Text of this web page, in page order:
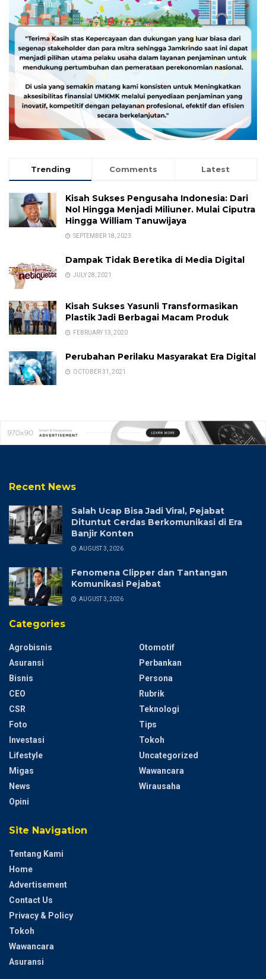
Trending Comments Latest
Kisah Sukses Pengusaha Indonesia: Dari
Nol Hingga Menjadi Miliuner. Mulai Ciputra
Hingga William Tanuwijaya
SEPTEMBER 18, 2023
Dampak Tidak Beretika di Media Digital
JULY 28, 2021
Kisah Sukses Yasunli Transformasikan
Plastik Jadi Berbagai Macam Produk
FEBRUARY 13, 2020
Perubahan Perilaku Masyarakat Era Digital
OCTOBER 31, 2021
Recent News
Salah Ucap Bisa Jadi Viral, Pejabat
Dituntut Cerdas Berkomunikasi di Era
Banjir Konten
AUGUST 3, 2026
Fenomena Clipper dan Tantangan
Komunikasi Pejabat
AUGUST 3, 2026
Categories
Agrobisnis
Asuransi
Bisnis
CEO
CSR
Foto
Investasi
Lifestyle
Migas
News
Opini
Otomotif
Perbankan
Persona
Rubrik
Teknologi
Tips
Tokoh
Uncategorized
Wawancara
Wirausaha
Site Navigation
Tentang Kami
Home
Advertisement
Contact Us
Privacy & Policy
Tokoh
Wawancara
Asuransi